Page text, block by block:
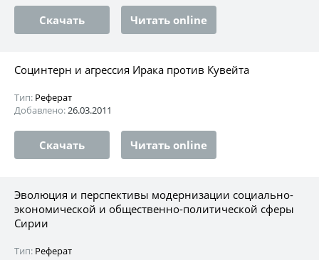
Скачать Читать online
Социнтерн и агрессия Ирака против Кувейта
Тип: Реферат
Добавлено:26.03.2011
Скачать Читать online
Эволюция и перспективы модернизации социально-
экономической и общественно-политической сферы
Сирии
Тип: Реферат